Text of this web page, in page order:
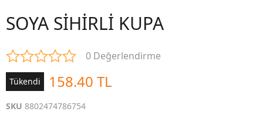
SOYA SİHİRLİ KUPA
0 Değerlendirme
Tükendi 158.40 TL
SKU 8802474786754